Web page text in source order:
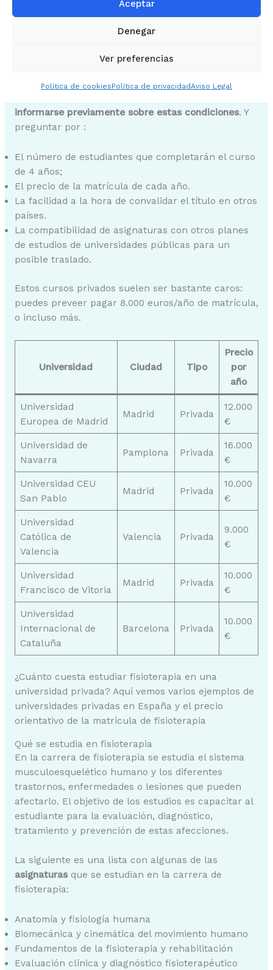
Aceptar
Denegar
Ver preferencias
Política de cookiesPolítica de privacidadAviso Legal
Cada organismo que ofrece este tipo de formación
inglés o francés, prácticas en España o Francia,
informarse previamente sobre estas condiciones. Y
preguntar por :
El número de estudiantes que completarán el curso
de 4 años;
El precio de la matrícula de cada año.
La facilidad a la hora de convalidar el título en otros
países.
La compatibilidad de asignaturas con otros planes
de estudios de universidades públicas para un
posible traslado.
Estos cursos privados suelen ser bastante caros:
puedes preveer pagar 8.000 euros/año de matrícula,
o incluso más.
Universidad Ciudad Tipo
Precio
por
año
Universidad
Europea de Madrid
Madrid Privada
12.000
€
Universidad de
Navarra
Pamplona Privada
16.000
€
Universidad CEU
San Pablo
Madrid Privada
10.000
€
Universidad
Católica de
Valencia
Valencia Privada
9.000
€
Universidad
Francisco de Vitoria
Madrid Privada
10.000
€
Universidad
Internacional de
Cataluña
Barcelona Privada
10.000
€
¿Cuánto cuesta estudiar fisioterapia en una
universidad privada? Aquí vemos varios ejemplos de
universidades privadas en España y el precio
orientativo de la matrícula de fisioterapia
Qué se estudia en fisioterapia
En la carrera de fisioterapia se estudia el sistema
musculoesquelético humano y los diferentes
trastornos, enfermedades o lesiones que pueden
afectarlo. El objetivo de los estudios es capacitar al
estudiante para la evaluación, diagnóstico,
tratamiento y prevención de estas afecciones.
La siguiente es una lista con algunas de las
asignaturasque se estudian en la carrera de
fisioterapia:
Anatomía y fisiología humana
Biomecánica y cinemática del movimiento humano
Fundamentos de la fisioterapia y rehabilitación
Evaluación clínica y diagnóstico fisioterapéutico